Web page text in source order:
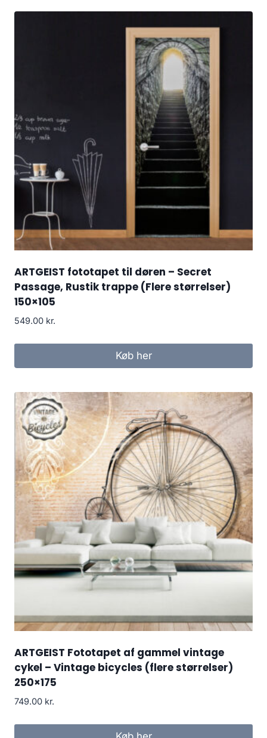
ARTGEIST fototapet til døren – Secret
Passage, Rustik trappe (Flere størrelser)
150×105
549.00 kr.
Køb her
ARTGEIST Fototapet af gammel vintage
cykel – Vintage bicycles (flere størrelser)
250×175
749.00 kr.